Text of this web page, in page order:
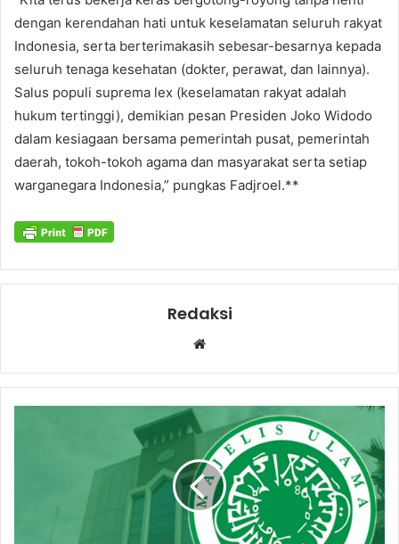
dengan kerendahan hati untuk keselamatan seluruh rakyat
Indonesia, serta berterimakasih sebesar-besarnya kepada
seluruh tenaga kesehatan (dokter, perawat, dan lainnya).
Salus populi suprema lex (keselamatan rakyat adalah
hukum tertinggi), demikian pesan Presiden Joko Widodo
dalam kesiagaan bersama pemerintah pusat, pemerintah
daerah, tokoh-tokoh agama dan masyarakat serta setiap
warganegara Indonesia,” pungkas Fadjroel.**
Redaksi